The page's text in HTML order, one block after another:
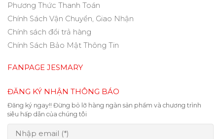
Phương Thức Thanh Toán
Chính Sách Vận Chuyển, Giao Nhận
Chính sách đổi trả hàng
Chính Sách Bảo Mật Thông Tin
FANPAGE JESMARY
ĐĂNG KÝ NHẬN THÔNG BÁO
Đăng ký ngay!! Đừng bỏ lỡ hàng ngàn sản phẩm và chương trình
siêu hấp dẫn của chúng tôi